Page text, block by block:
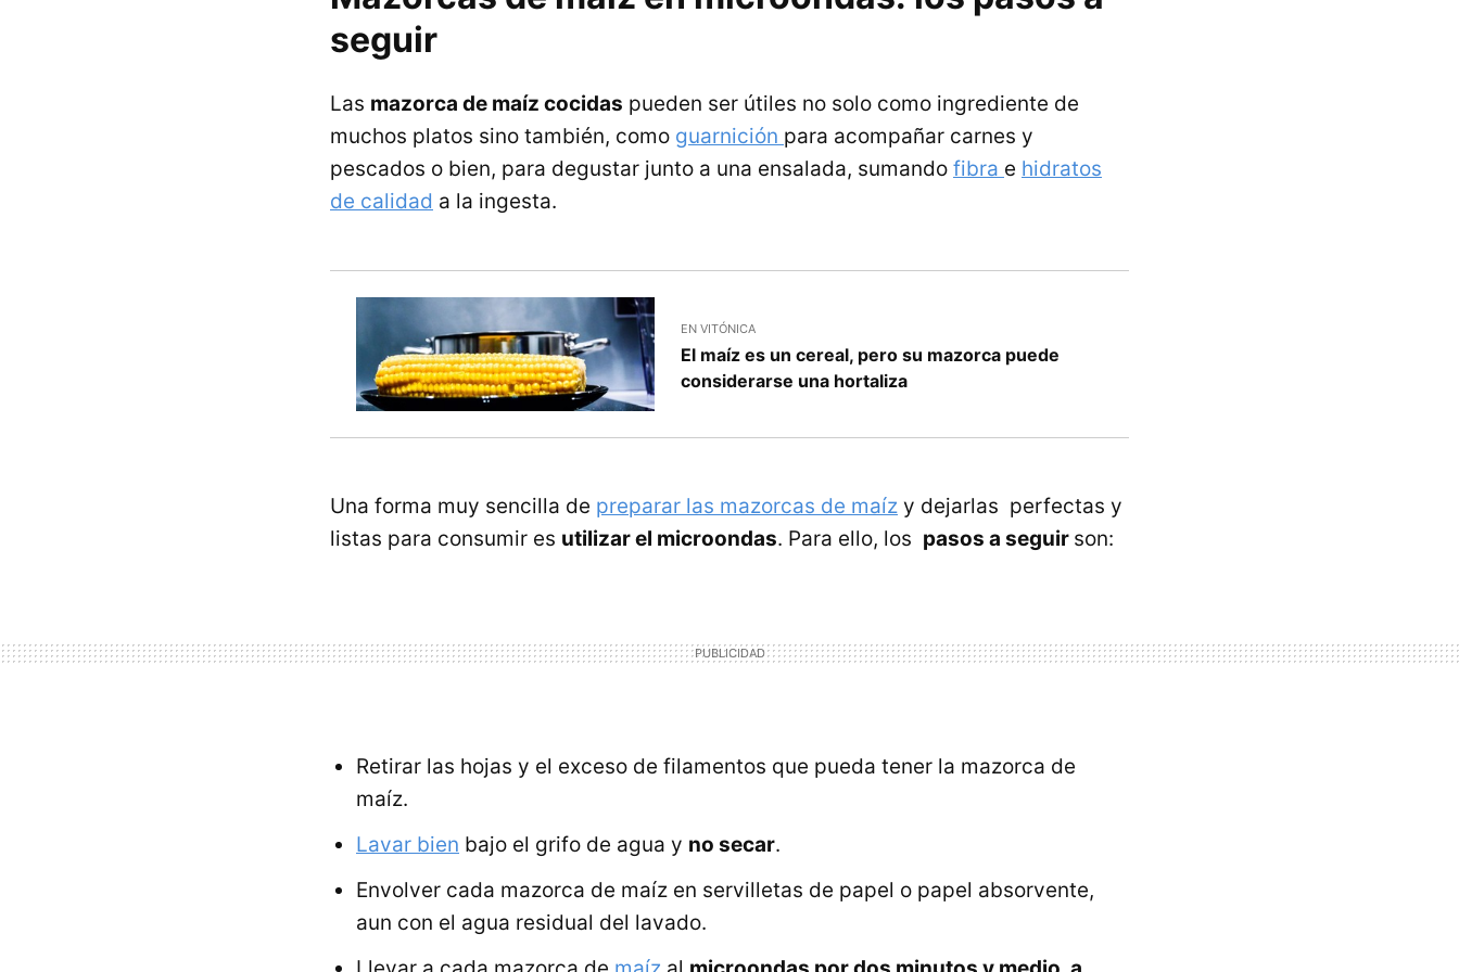
seguir
Las mazorca de maíz cocidas pueden ser útiles no solo como ingrediente de
muchos platos sino también, como guarnición para acompañar carnes y
pescados o bien, para degustar junto a una ensalada, sumando fibra e hidratos
de calidad a la ingesta.
EN VITÓNICA
El maíz es un cereal, pero su mazorca puede
considerarse una hortaliza
Una forma muy sencilla de preparar las mazorcas de maíz y dejarlas perfectas y
listas para consumir es utilizar el microondas. Para ello, los pasos a seguir son:
Retirar las hojas y el exceso de filamentos que pueda tener la mazorca de
maíz.
Lavar bien bajo el grifo de agua y no secar.
Envolver cada mazorca de maíz en servilletas de papel o papel absorvente,
aun con el agua residual del lavado.